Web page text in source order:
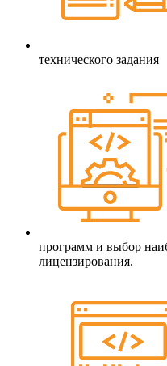
технического задания
программ и выбор
лицензирования.